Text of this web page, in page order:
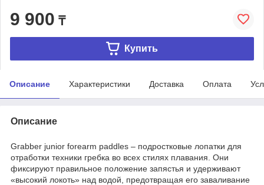
9 900 ₸
Купить
Описание Характеристики Доставка Оплата
Описание
Grabber junior forearm paddles – подростковые лопатки для
отработки техники гребка во всех стилях плавания. Они
фиксируют правильное положение запястья и удерживают
«высокий локоть» над водой, предотвращая его заваливание